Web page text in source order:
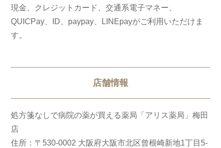
現金、クレジットカード、交通系電子マネー、
QUICPay、ID、paypay、LINEpayがご利用いただけま
す。
店舗情報
処方箋なしで病院の薬が買える薬局「アリス薬局」梅田
店
住所：〒530-0002 大阪府大阪市北区曾根崎新地1丁目5-